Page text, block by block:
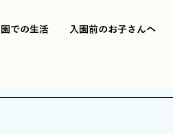
園での生活 入園前のお子さんへ